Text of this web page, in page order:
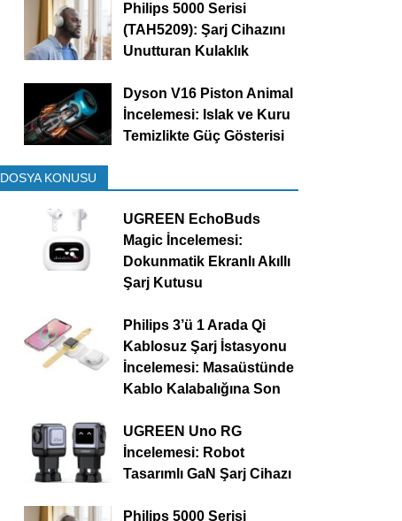
Philips 5000 Serisi
(TAH5209): Şarj Cihazını
Unutturan Kulaklık
Dyson V16 Piston Animal
İncelemesi: Islak ve Kuru
Temizlikte Güç Gösterisi
DOSYA KONUSU
UGREEN EchoBuds
Magic İncelemesi:
Dokunmatik Ekranlı Akıllı
Şarj Kutusu
Philips 3’ü 1 Arada Qi
Kablosuz Şarj İstasyonu
İncelemesi: Masaüstünde
Kablo Kalabalığına Son
UGREEN Uno RG
İncelemesi: Robot
Tasarımlı GaN Şarj Cihazı
Philips 5000 Serisi